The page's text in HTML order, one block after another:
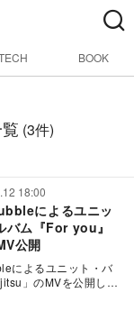
BOOK
(3件)
18:00
によるユニッ
バム『For you』
公開
によるユニット・バ
」のMVを公開し